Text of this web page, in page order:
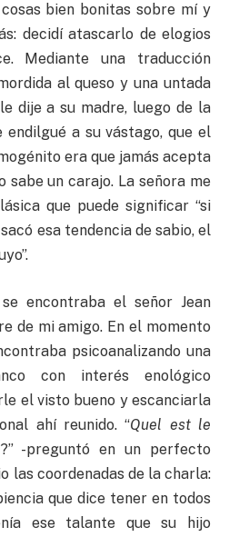
bien bonitas sobre mí y
decidí atascarlo de elogios
Mediante una traducción
al queso y una untada
dije a su madre, luego de la
endilgué a su vástago, que el
era que jamás acepta
sabe un carajo. La señora me
que puede significar “si
esa tendencia de sabio, el
encontraba el señor Jean
de mi amigo. En el momento
psicoanalizando una
con interés enológico
el visto bueno y escanciarla
ahí reunido. “Quel est le
?” -preguntó en un perfecto
las coordenadas de la charla:
que dice tener en todos
ese talante que su hijo